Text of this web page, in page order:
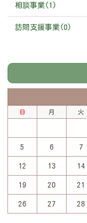
相談事業(1)
訪問支援事業(0)
日 月 火
5 6 7
12 13 14
19 20 21
26 27 28